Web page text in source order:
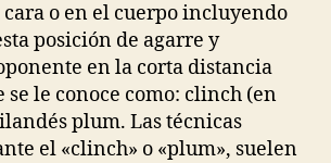
o en el cuerpo incluyendo
posición de agarre y
en la corta distancia
le conoce como: clinch (en
plum. Las técnicas
el «clinch» o «plum», suelen